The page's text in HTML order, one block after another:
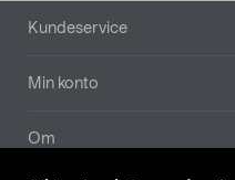
Bunntekst
Kundeservice
Min konto
Om